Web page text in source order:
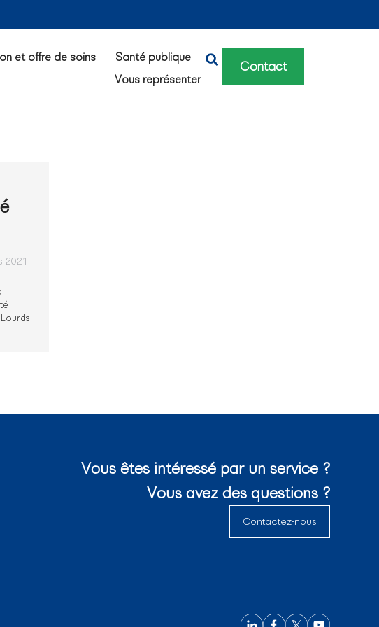
et offre de soins
Santé publique
Vous représenter
Contact
2021
Vous êtes intéressé par un service ?
Vous avez des questions ?
Contactez-nous